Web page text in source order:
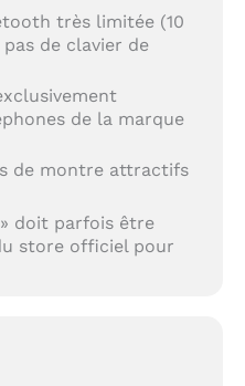
très limitée (10
de clavier de
de la marque
de montre attractifs
» doit parfois être
store officiel pour